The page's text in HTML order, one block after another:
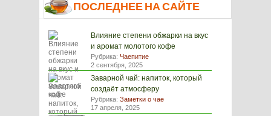
ПОСЛЕДНЕЕ НА САЙТЕ
Влияние степени обжарки на вкус
и аромат молотого кофе
Рубрика: Чаепитие
2 сентября, 2025
Заварной чай: напиток, который
создаёт атмосферу
Рубрика: Заметки о чае
17 апреля, 2025